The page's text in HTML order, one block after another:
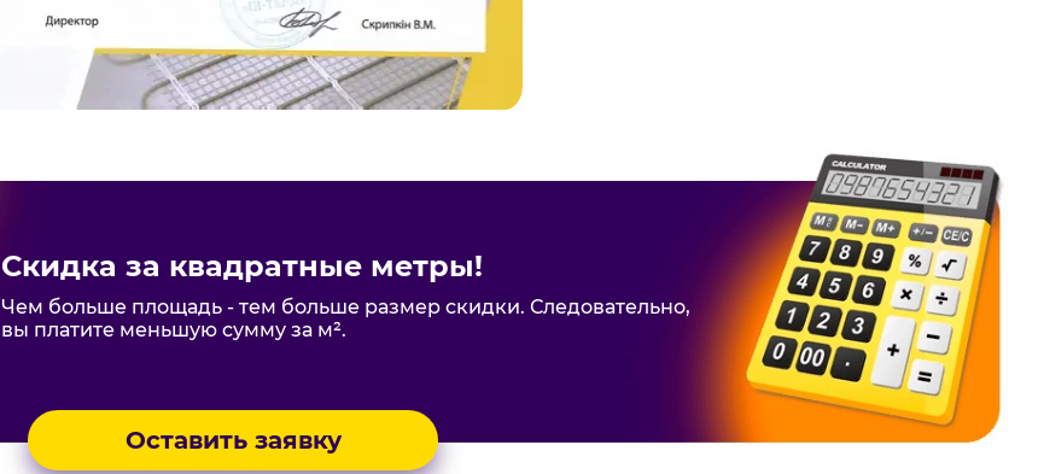
Скидка за квадратные метры!
Чем больше площадь - тем больше размер скидки. Следовательно,
вы платите меньшую сумму за м².
Оставить заявку